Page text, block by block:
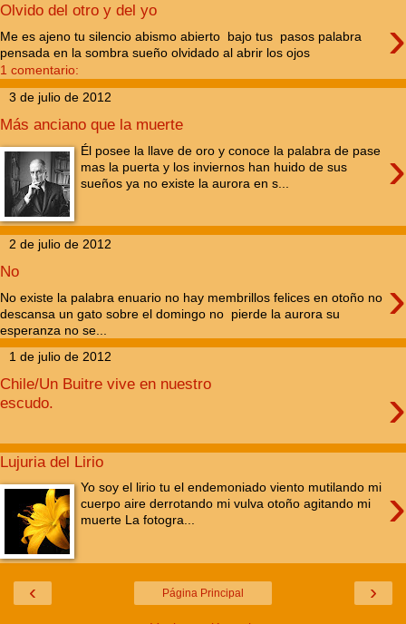
Olvido del otro y del yo ›
Me es ajeno tu silencio abismo abierto bajo tus pasos palabra
pensada en la sombra sueño olvidado al abrir los ojos
1 comentario:
3 de julio de 2012
Más anciano que la muerte
›
Él posee la llave de oro y conoce la palabra de pase
mas la puerta y los inviernos han huido de sus
sueños ya no existe la aurora en s...
2 de julio de 2012
No ›
No existe la palabra enuario no hay membrillos felices en otoño no
descansa un gato sobre el domingo no pierde la aurora su
esperanza no se...
1 de julio de 2012
Chile/Un Buitre vive en nuestro
escudo.
›
Lujuria del Lirio
›
Yo soy el lirio tu el endemoniado viento mutilando mi
cuerpo aire derrotando mi vulva otoño agitando mi
muerte La fotogra...
‹ ›
Página Principal